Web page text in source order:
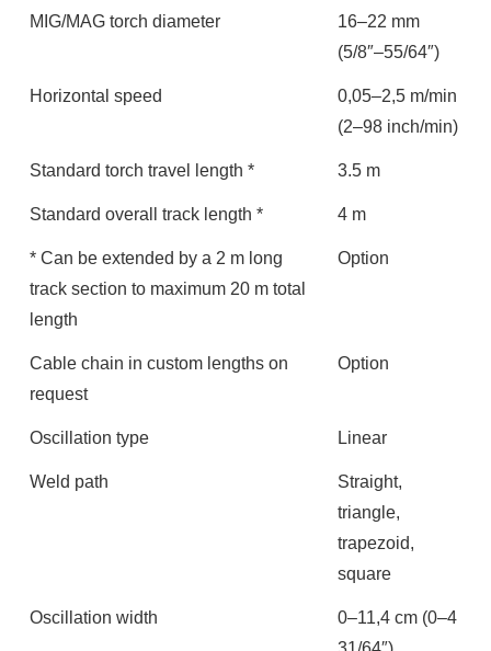
MIG/MAG torch diameter
16–22 mm
(5/8″–55/64″)
Horizontal speed
0,05–2,5 m/min
(2–98 inch/min)
Standard torch travel length * 3.5 m
Standard overall track length * 4 m
* Can be extended by a 2 m long
track section to maximum 20 m total
length
Option
Cable chain in custom lengths on
request
Option
Oscillation type Linear
Weld path
Straight,
triangle,
trapezoid,
square
Oscillation width
0–11,4 cm (0–4